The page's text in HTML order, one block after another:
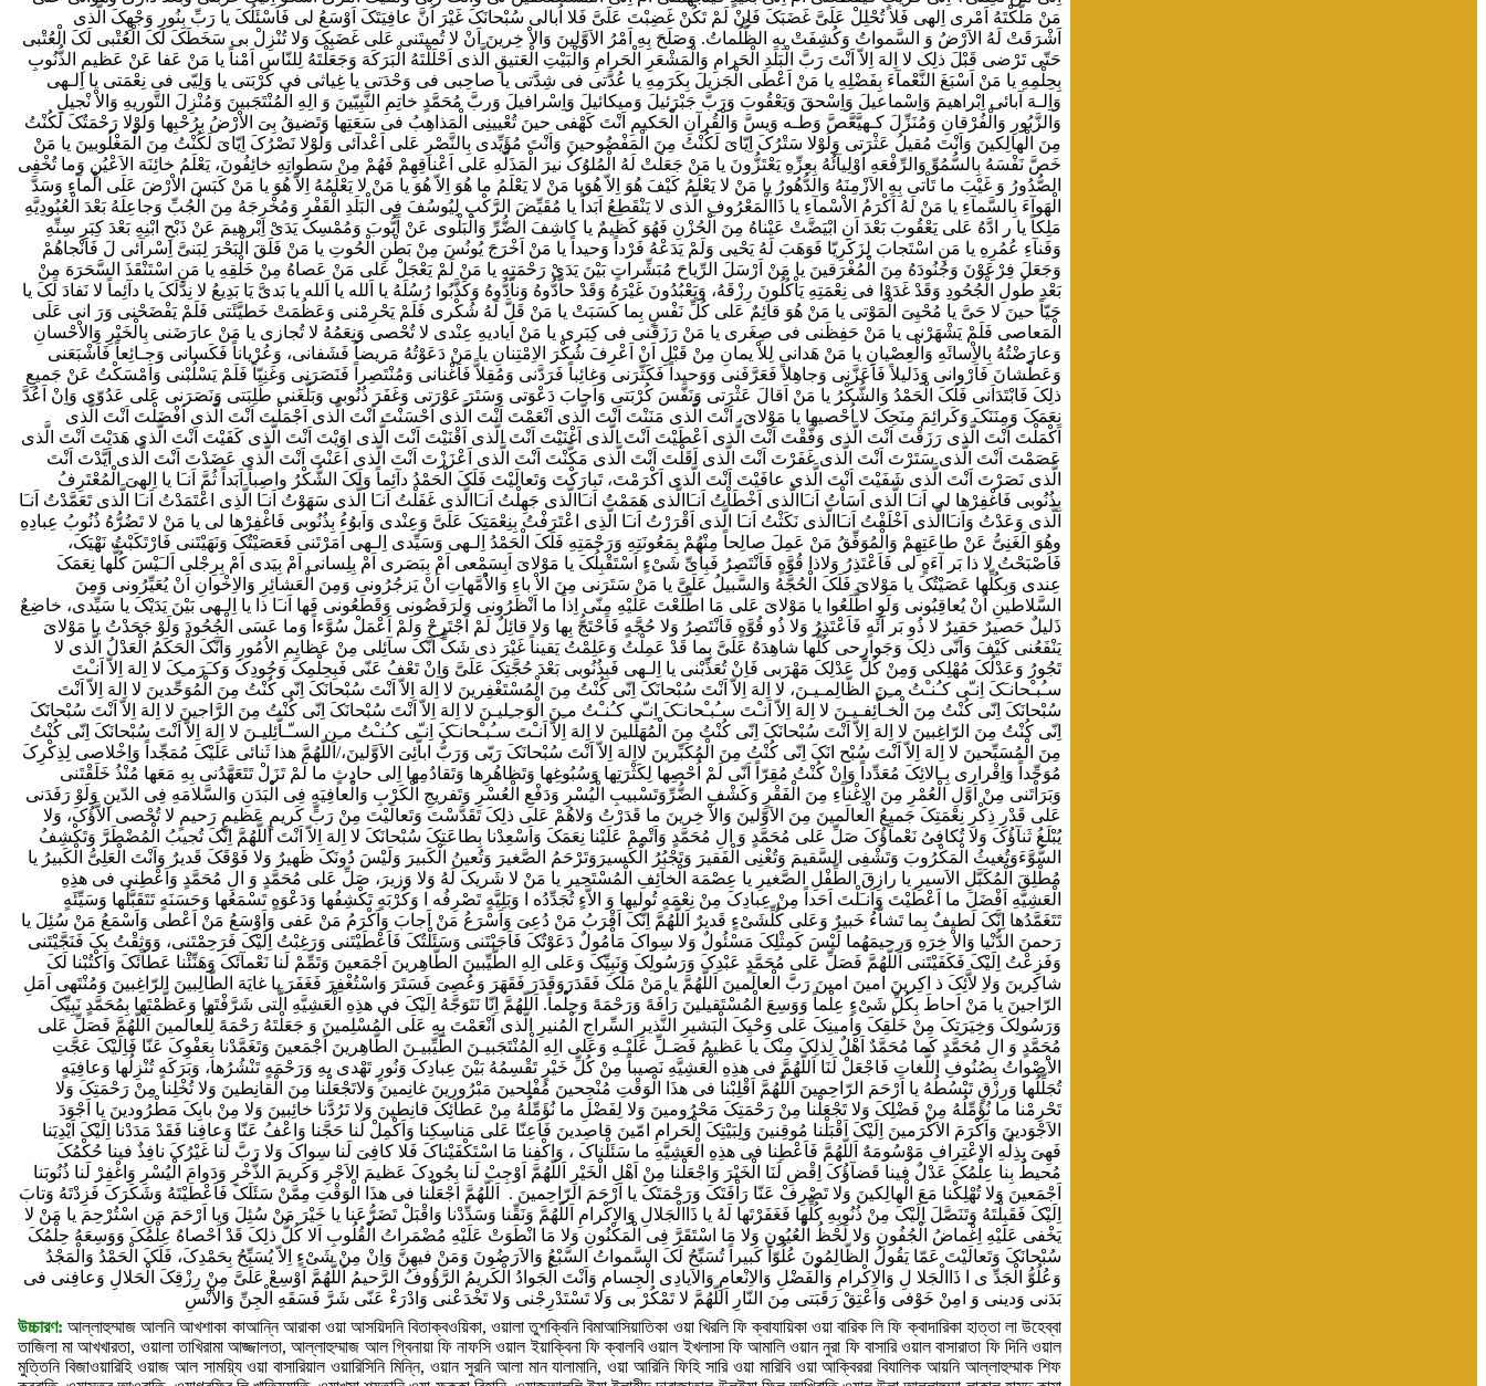
উচ্চারণ: আল্লাহুম্মাজ আলনি আখশাকা কাআন্নি আরাকা ওয়া আসয়িদনি বিতাক্বওয়িকা, ওয়ালা তুশক্বিনি বিমাআসিয়াতিকা ওয়া খিরলি ফি ক্বাযায়িকা ওয়া বারিক লি ফি ক্বাদারিকা হাত্তা লা উহেব্বা তাজিলা মা আখখারতা, ওয়ালা তাখিরামা আজ্জালতা, আল্লাহুম্মাজ আল গ্বিনায়া ফি নাফসি ওয়াল ইয়াক্বিনা ফি ক্বালবি ওয়াল ইখলাসা ফি আমালি ওয়ান নুরা ফি বাসারি ওয়াল বাসারাতা ফি দিনি ওয়াল মুত্তিনি বিজাওয়ারিহি ওয়াজ আল সাময়্যি ওয়া বাসারিয়াল ওয়ারিসিনি মিন্নি, ওয়ান সুরনি আলা মান যালামানি, ওয়া আরিনি ফিহি সারি ওয়া মারিবি ওয়া আক্বিররা বিযালিক আয়নি আল্লাহুম্মাক শিফ কুরবাতি, ওয়াসতুর আওরাতি, ওয়াগ্বফির লি খাতিয়্যাতি, ওয়াখসা শয়তানি ওয়া ফুক্কা রিহানি, ওয়াজআললি ইয়া ইলাহীদ দারাজাতাল উলইয়া ফিল আখিরাতি ওয়াল উলা আল্লাহুম্মা লাকাল হামদু কামা খালাক্বতানি ফাজাআলতানি সামিয়ান বাসিরান ওয়া লাকাল হামদু কামা খালাক্বতানি ফাজাআলতানি খালক্বান সাওয়িয়া রাহমাতান বি ওয়া ক্বাদ কুনতা আন খালক্বি গ্বানিয়া রাব্বি বিমা বারাআতানি ফাআদ্দালতা ফিতরাতি রাব্বি বিমা আনশাআতানি ফাআহসানতা সুরাতি রাব্বি বিমা আহসানতা ইলা ওয়া ফি নাফসি আফাইতানি রাব্বি বিমা কালাআতানি ওয়া ওয়াফফাক্বতানি রাব্বি বিমা আনআমতা আলা ফাহাদায়তানি রাব্বি বিমা আওলায়তানি ওয়া মিন কুল্লি খায়রিন আতায়তানি রাব্বি বিমা আতআমতানি ওয়া সাক্বায়তানি রাব্বি বিমা আগ্বনায়তানি ওয়া আক্বনায়তানি রাব্বি বিমা আআনতানি ওয়া আযাযতানি, রাব্বি বিমা আলবাসতানী মিন সিতরিকাস সাফি ওয়া ইয়াসসারতা লি মিন সুনয়্যিকাল কাফি সাল্লি আলা মোহাম্মাদিউ ওয়া আলি মোহাম্মাদ ওয়া আআন্নি আলা বাওয়াইকাদ দুহুরি ওয়া সুরুফিল লায়ালি ওয়া আইয়ামি ওয়া নাজজিনি মিন আহওয়ালিদ দুনইয়া ওয়া কুরবাতি ইল্লা খিরাহিওয়াক ফিনি সাররা মা ইয়ামালুয যালিমুনা ফিল আরদি্ আল্লাহুম্মা মা আখাফু ফাকফিনি ওয়া মা আহযারু ফাক্বিনি ওয়া ফি নাফসি ওয়া দিনী ফাহরুসনী ওয়া ফি সাফারি ফাহফাযনী ওয়া ফি আহলী ওয়া মালী ফাখলুফনী ওয়া ফিমা রাযাক্বতানী ফাবারিকা লি ওয়া ফি নাফসি ফাযাললিলনী ওয়া ফি আয়নীন নাসী ফা আআযযিমনী ওয়া মিন সাররিল জিন্নি ওয়াল ইনসি ফা সাললিমনি ওয়া বি যুনুবি ফালা তাফযাহনি ওয়া বি সারিরাতি ফালা তুখযিরনি ওয়া বিআমালি ফালা তাবতালিনি ওয়া নিয়ামাকা ফালা তাসলুবনি ওয়া ইলা গ্বায়রিকা ফালা তাকিলনি ইলাহী ইলা মান তাকুলনি? ইলা ক্বারিবিন ফা ইয়াক্বতাউনী আম ইলা বায়্যিদিন ফাইয়াতাজাহহামুনি আম ইলাল মুসতাযআফিনা লি ওয়া আনতা রাব্বি ওয়া মালিকি আমরী আশকু ইলাইকা গ্বুরবাতি ওয়া বোওদা দারী ওয়া হাওয়ানী আলা মান মাললাকতাহু আমরী ইলাহী ফালা তুহলিল আলা গ্বাযাবিকা ফাইন লাম তাকুন গ্বাযিবতা আলা ফালা উবালি সুবহানাকা গ্বায়রা আন্না আফিয়াতিকা আউসায়ু লি ফাআসআলুকা ইয়া রাব্বি বিনুরী ওয়াজহিকালল্লাযি আশরাক্বাত লাহুল আরদু্ ওয়াস সামাওয়াতু ওয়াকসিফাত বিহিয যুলুমাত। ওয়া সালুহা বিহি আমরুল আওয়ালিনা ওয়াল আখিরিন আন লা তুমিতানি আলা গ্বাযাবিকা ওয়ালা তুনযিলা বিসাখাতাকি লাকাল উতবি লাকাল উতবি হাত্তা তারদি্ ক্বাবলা যালিকা লা ইলাহা ইল্লা আনতা রাব্বাল বালাদিল হারামি ওয়াল মাশআরীল হারামি ওয়াল বাইতিল আতিক্বিললাযি আহলালতাহুল বারাকা ওয়া জাআলতাহু লিননাসি আমনান ইয়া মান আফা আন আযিমিয যুনুবি বি হিলমিহি ইয়া মান আসবাগ্বান নাআমাআ বি ফাদলিহি ইয়া মান আআতাল জাযিলা বিকারামিহি ইয়া উদ্দাতি ফি সিদ্দাতি ইয়া সাহিবি ফি ওয়াহদাতি ইয়া গ্বিয়াসি ফি কুরবাতি ইয়া ওয়ালিয়্যি ফি নিয়মাতি ইয়া ইলাহী ওয়া ইলাহা আবায়ি ইব্রাহিমা ওয়া ইসমাইলা ওয়া ইসহাক্বা ওয়া ইয়াক্বুবা ওয়া রাব্বা জিব্রাইলা ওয়া মিকাইলা ওয়া ইসরাফিলা ওয়া রাব্বা মোহাম্মাদিন খাতিমিন নাবিয়্যিনা ওয়া আলিল মুনতাজিবিনা ওয়া মুনযিলাত তাওরিহি ওয়া ইল্লানজিলি ওয়া যাবুরি ওয়া ফুরক্বানি ওয়া মুনাযযিলা কাফ হা ইয়া আইন সোয়াদ ওয়া তাহা ওয়া ইয়াসিনা ওয়াল কুরআনিল হাকিমি আনতা কাহফি হিনা তুঅইয়্যিনিল মাযাহিবু ফি সাআতিহা ওয়া তাযিক্বু বি ইল্লারদু্ বিরুহবিহা ওয়ালাউলা রাহমাতুকা লাকুনতু মিনাল হালিকিনা ওয়া আনতা মুক্বিলু আসরাতি ওয়া লাউলা সাতরুকা ইয়ায়ি লাকুনতু মিনাল মাফদু্হিনা ওয়া আনতা মোয়াইদি বিন নাসরি আলা আদায়্যি ওয়া লাউ লা নাসরুকা ইয়ায়্যি লাকুনতু মিনাল মাগ্বলুবিনা ইয়া মান খাসসা নাফসাহু বিসসুমুওয়্যি ওয়াররিফআতি আউলিয়ায়ুহু বিইযযিহি ইয়াতাযযুনা ইয়া মান জাআলাত লাহুল মুলুকি নিরাল মাযালল্লাতি আলা আনাক্বিহিম ফাহুম মিন সাতাওয়াতিহি খায়িফুন, ইয়ালামু খায়িনাতাল আয়িুনি ওয়ামা তুখফিস সুদুরু, ওয়া গ্বায়বা মা আতাতি বিহিল আযমিনাতু ওয়াদ দুহুরু, ইয়া মান লা ইয়ালামু কাইফা হুওয়া ইল্লাহু, ইয়া মান লা ইয়ালামু মা হুওয়া ইল্লা হু, ইয়া মান কাবাসাল আরদা্ আলাল মায়ি ওয়া সাদ্দাল হাওয়াআ বিস সামায়ি, ইয়া মানলাহু আকরামুল আসমায়ি, ইয়া যাল মারুফিলল্লাযি লা ইয়ানক্বাতিয়্যু আবাদা, ইয়া মুক্বাইয়্যিদার রাকবি লিইউসুফা ফি বাদালি ফাক্বরি, ওয়া মুখরিজাহু মিনাল জুব্বি, ওয়া জায়িলাহু বাআদাল উবুদিয়্যিাতি মালিকান, ইয়াব্র রাদ্দাহু আলা ইয়াকুবি বাদা আনিব ইয়াযযাত আয়নাহু মিনাল হুযনি ফাহুওয়া কাযিমুন, ইয়া কাশিফায যুররি ওয়াল বালওয়া আন আইয়্যুবা, ওয়া মুমসিকা ইয়াদাই ইব্রাহিমা আন যিব হিবনিহি বাদা কিবারি সিন্নিহি ওয়া ফানায়ি উমরিহি ইয়া মানিসতাজাবা লি যাকারিইয়া ফাওয়াহাবা লাহু ইয়াহইয়া ওয়া লাম ইয়াদাআহু ফারদান ওয়াহিদান ইয়া মান আখরাজা ইউনুসা মিন বাত্বনিল হুতি, ইয়া মান ফালাক্বাল বাহরা লি বানি ইসরাইলা ফাআনজাহুম, ওয়া জাআলা ফিরআউনা ওয়া জুনুদাহু মিনাল মুগ্বরাক্বিনা, ইয়া মান আরসালার রিয়াহা ফামুবাশশিরাতিম বাইনা ইয়াদাই রাহমাতিহি, ইয়া মান লাম ইয়াজাল আলা মান আসাহু মিন খালক্বিহি ইয়া মানিস তানক্বাযাস সাহারাতা মিম বাআদি তুলিল জুহুদি ওয়া ক্বাদ গ্বাদাও ফি নিয়মাতিহি, ইয়া কুলুনা রিযক্বাহু ওয়া ইয়াবুদুনা গ্বায়রা, ওয়া ক্বাদ হাদ্দুহু ওয়া নাদ্দু ওয়া কাযযাবু রুসুলাহু ইয়া আল্লাহু ইয়া আল্লাহু ইয়া বাদিয়ু ইয়া বাদিয়্যু লা নিদ্দালাক, ইয়াদায়িমান লা নাফাদালাক, ইয়া হাইয়ান হিনা লা হাইয়া, ইয়া মুহিয়াল মাউত, ইয়া মান হুওয়া ক্বয়িমুন আলা কুল্লি নাফসিম বিমা কাসাবা ইয়া মান ক্বাল্লা লাহু শুকরা ফালাম ইয়াহরিমনি ওয়া আযুমাত খাতিয়াতি ফালাম ইয়াফযাহনি,ওয়া রানি আলাল মাআসি ফালাম ইয়াশহারনী, ইয়া মান হাফিযানী ফি সিগ্বার, ইয়া মান রাযাক্বানি ফি কিবার, ইয়া মান আয়াদিহি ইন্দি লা তুহসা ওয়া নিয়ামুহু লা তুজাযা, ইয়া মান আরাযানি বিল খায়রি ওয়াল ইহসান, ওয়া আরাযতাহু বিল ইসাআতি ওয়াল ইসইয়ানী ইয়া মান হাদানী লিল ঈমানী মিন ক্বাবলি আন আরিফা শুকরাল ইমতিনানি, ইয়া মান দাআউতুহু মা রিযান ফাশাফানী, ওয়া উরইয়ানান ফাকাসানী, ওয়া জায়্যিআন ফাআশবাআনী, ওয়া আতশানা ফাআরওয়ানী, ওয়া যালিলান ফাআযযানি, ওয়া জাহিলান ফাআররাফানি, ওয়া ওয়াহিদান ফাকাশশারানী, ওয়া গ্বায়িবান ফারাদ্দানী, ওয়া মুক্বিলান ফাআগ্বনানী, ওয়া মুনতাসিরান ফানাসারানী, ওয়া গ্বানিয়ান ফালাম ইয়াসলুবনি ওয়া আমসাকতু আন জাময়্যি যালিকা ফাবতাদানী ফালাকাল হামদু ওয়াশশুকর, ইয়া মান আক্বালা আসরাতি, ওয়া নাফফাসা কুরবাতি, ওয়া আজাবা দাআওয়াতি, ওয়া সাতারা আওরাতি ওয়া গ্বাফারা যুনুবি ওয়া বাল্লাগ্বানি তালিবাতি, ওয়া নাসারানি আলা আদুওয়্যি, ওয়া ইন আদুওয়্যা নিয়ামাকা ওয়া মিনানাকা ওয়া কারায়িমা মিনাহিকা লা উহসিহা, ইয়া মাওলায়া আনতালল্লাযি আনআমতা আনতালল্লাযি আহসানত, আনতালল্লাযি আজমালতা, আনতালল্লাযি আফযালতা, আনতালল্লাযি আকমালতা, আনতালল্লাযি রাযাক্বতা, আনতালল্লাযি ওয়াফফাক্বতা, আনতালল্লাযি আআতাইতা, আনতালল্লাযি আগ্বনাইতা, আনতালল্লাযি আক্বনাইতা, আনতালল্লাযি আওয়াইতা, আনতালল্লাযি কাফাইতা, আনতালল্লাযি হাদাইতা, আনতালল্লাযি আসামতা, আনতালল্লাযি সাতারতা, আনতালল্লাযি গ্বাফারতা, আনতালল্লাযি আক্বালতা, আনতালল্লাযি মাক্কানতা, আনতালল্লাযি আযাযতা, আনতালল্লাযি আআনতা, আনতালল্লাযি আযাদতা, আনতালল্লাযি আইয়াদতা, আনতালল্লাযি নাসারতা, আনতালল্লাযি শাফাইতা, আনতালল্লাযি আফাইতা, আনতালল্লাযি আকরামতা, তাবারাকাতা ওয়া তাআলাইতা ফালাকাল হামদু দায়িমান ওয়া লাকাশ শুকরু ওয়া আসিবান আবাদা, সুম্মা আনা ইয়া ইলাহীল মুতারিফু বি যুনুবি ফাগ্বাফিরহালি, আনাল্লাযি আসাআতু, আনাল্লাযি আখতাতু, আনাল্লাযি হামামতু, আনাল্লাযি জাহিলতু, আনাল্লাযি গ্বাফিলতু, আনাল্লাযি সাহাওতু, আনাল্লাযি আতামাদতু, আনাল্লাযি তাআম্মাদতু, আনাল্লাযি ওয়াদতু ওয়া আনাল্লাযি আখলাক্বতু আনাল্লাযি নাকাশতু, আনাল্লাযি আক্বরারতু, আনাল্লাযি আতারাফতু, বি নিয়ামাতিকা আলাইয়া, ওয়া ইন্দি ওয়া আবুয়ু বিযুনুবি ফাগ্বফিরহালি, ইয়া মান লা তাযুররুহু যুনুবু ইবাদিহি ওয়া হুওয়াল গ্বানিইয়্যু আন ত্বাআতিহিম ওয়াল মুওয়াফিক্বক্বু মান আমিলা সালিহান মিনহুম বিমাউনাতিহি ওয়া রাহমাতিহি ফালাকাল হামদু ইলাহী ওয়া সাইয়্যিদি ইলাহী আমারতানী ফাআসাইতুক,ওয়া নাহাইতানী ফারতাকাবতু নাহইয়াকা, ফাআসবাহতু লা যাবারাআতিন লি ফাআতাযির, ওয়ালা যাকুওয়্যাতিন ফাআনতাসিরু ফাবিআইয়্যি শাইয়্যিন আসতাক্ববিলুক, ইয়া মাওলায়া আবিসাময়্যি আম বিবাসারী আম বিলিসানী আম বিইয়াদি আম বিরিজল, আলাইসা কুল্লুহা নিয়ামাকা ইন্দি ওয়া বিকুল্লিহা আসাইতুকা ইয়া মাওলায়া ফালাকাল হুজ্জাতু ওয়াস সাবিলু আলাইয়্যা ইয়া মান সাতারতানী মিনাল আবায়ি ওয়াল উম্মাহাতি আইইয়াযজুরুনী ওয়া মিনাল আশায়িরি ওয়াল ইখওয়ানী আই ইউআইয়্যুরুনী ওয়া মিনাল সালাতিনি আই ইয়াক্বিবুনী ওয়া লাউয়িত তালায়্যু, ইয়া মাউলায়া আলা মাততালাআত আলাইহি মিন্নি ইযাম আনযারুনি ওয়ালা রাযাফুনি ওয়া ক্বাতাউনি, ফাহা আনাযা ইয়া ইলাহী বাইনা ইয়াদাইকা ইয়া সাইয়্যেদি খাযিউন যালিলুন হাসিরুন হাক্বিরুন লা যু বারাআতিন ফাআতাযিরু ওয়ালা যু কুওয়াতিন ফাআনতাসিরু ওয়ালা হুজ্জাতিন ফাআহতাজ্জু বিহা,ওয়ালা ক্বায়িলুন লাম আজতারিহ ওয়া লাম আলাম সু আন, ওয়া মা আসাল জুহুদু ওয়া লাও জাহাদতু, ইয়া মাওলায়া ইয়ানফাউনি কাইফা ওয়া আন্নি যালিকা জাওয়ারিহি কুল্লুহা শাহিদাতুন আলাইয়া বিমা ক্বাদ আমিলতু ওয়া আমিলতু ইয়াক্বিনান গ্বায়রা যি শাক্কিন আন্নাকা সায়েলি মিন আযায়িমিল উমুরি, ওয়া আন্নাকাল হাকামুল আদলুলল্লাযি লা তাজুরু ওয়া আদলুকা মুহলিকি ওয়া মিন কুল্লি আদলিকা মাহরাবি ফা ইন তুআযযিবনি ইয়া ইলাহী ফাবিযুনুবি বাআদা হুজ্জাতিকা আলাইয়া, ওয়া ইন তায়াফু আন্নি ফাবিহিলমিকা ওয়া জুদিকা ওয়া কারামিকা, লা ইলাহা ইল্লা আনতা সুবহানাকা ইন্নি কুনতু মিনায যলিমিন, লা ইলাহা ইল্লা আনতা সুবহানাকা ইন্নি কুনতু মিনাল মুসতাগ্বফিরিন, লা ইলাহা ইল্লা আনতা সুবহানাকা ইন্নি কুনতু মিনাল মোওয়াহহিদিন, লা ইলাহা ইল্লা আনতা সুবহানাকা ইন্নি কুনতু মিনাল খায়িফিন, লা ইলাহা ইল্লা আনতা সুবহানাকা ইন্নি কুনতু মিনাল ওয়াজিলিন, লা ইলাহা ইল্লা আনতা সুবহানাকা ইন্নি কুনতু মিনার রাজিন, লা ইলাহা ইল্লা আনতা সুবহানাকা ইন্নি কুনতু মিনার রাগ্বিবিন, লা ইলাহা ইল্লা আনতা সুবহানাকা ইন্নি কুনতু মিনাল মুহালল্লিন, লা ইলাহা ইল্লা আনতা সুবহানাকা ইন্নি কুনতু মিনাস সায়িলিন, লা ইলাহা ইল্লা আনতা সুবহানাকা ইন্নি কুনতু মিনাল মুসাব্বিহিন, লা ইলাহা ইল্লা আনতা সুবহানাকা ইন্নি কুনতু মিনাল মুকাররাবিন, লা ইলাহা ইল্লা আনতা সুবহানাকা রাব্বি ওয়া রাব্বু আবাইয়াল আওয়ালিন, আল্লাহুম্মা হাযা সানায়ি আলাইকা মুমাজ্জিদাও ওয়া ইখলাসি লিযিকরিকা মুওয়াহহিদা, ওয়া ইক্বরারি বিআলাইকা মোয়াদদিদান ওয়া ইন কুনতু মোকিররান আন্নি লাম উহসিহা কাসরাতিহা ওয়া সুবুগ্বিহা ওয়া তাযাহুরিহা ওয়া তাক্বাদুমিহা ইলা হাদিসিন মা লাম তাযাল তাতাআহহাদুনি বিহি মাআহা মুনযু খালাক্বতানি ওয়া বারাআতানি মিন আওয়ালিল উমরি মিনাল ইগ্বনায়ি মিনাল ফাক্বরি, ওয়া কাশফিয যুররি ওয়া তাসবিবিল ইউসরি ওয়া দাফয়িল উসরি ওয়া তাফরিজিল কারবি ওয়াল আফিয়াতি ফিল বানাদি ওয়াস সালামাতি ফিদদিনি ওয়া লাও রাফাদানি আলা ক্বাদরি যিকরি নিয়মাতিকা জামিউল আলামিনা মিনাল আওয়ালিনা ওয়াল আখিরিন, মা ক্বাদারতু ওয়ালা হুম আলা যালিক,তাক্বাদদাসাতা ওয়া তায়ালাইতা মির রাব্বি কারিমিন আযিমিন রাহিম, লা তুহসা আলাউক, ওয়ালা তুবলাগ্বু সানাউক, ওয়ালা তুকাফা নায়মাউক, সাল্লি আলা মোহাম্মাদিউ ওয়া আলি মোহাম্মাদ, ওয়া আতমিম আলাইনানিয়ামাক, ওয়া আসয়িদনা বিতায়াতিক, সুবহানাকা লা ইলাহা ইল্লা আনত, আল্লাহুম্মা ইন্নাকা তুজিবুল মুযতাররা ওয়া তাকশিফুসসু, ওয়া তুগ্বিসুল মাকরুব, ওয়া তাশফিস সাক্বিম, ওয়া তুগ্বনিল ফাক্বির, ওয়া তাজবুরুল কাসিরা,ওয়া তারহামুস সাগ্বির, ওয়া তুয়িনুল কাবির